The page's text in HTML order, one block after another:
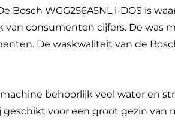
WGG256A5NL i-DOS is
consumenten cijfers. De was
De waskwaliteit van de
behoorlijk veel water en
voor een groot gezin van